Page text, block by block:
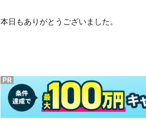
本日もありがとうございました。